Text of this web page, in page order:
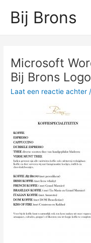
naarBij Brons
Microsoft
Bij Brons
Laat een reactie achter